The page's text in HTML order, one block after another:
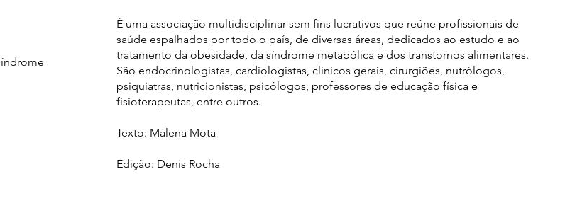
É uma associação multidisciplinar sem fins lucrativos que reúne profissionais de
saúde espalhados por todo o país, de diversas áreas, dedicados ao estudo e ao
tratamento da obesidade, da síndrome metabólica e dos transtornos alimentares.
São endocrinologistas, cardiologistas, clínicos gerais, cirurgiões, nutrólogos,
psiquiatras, nutricionistas, psicólogos, professores de educação física e
fisioterapeutas, entre outros.
Texto: Malena Mota
Edição: Denis Rocha